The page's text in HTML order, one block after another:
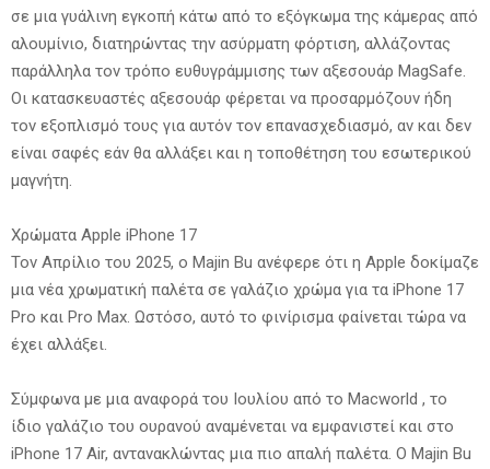
σε μια γυάλινη εγκοπή κάτω από το εξόγκωμα της κάμερας από
αλουμίνιο, διατηρώντας την ασύρματη φόρτιση, αλλάζοντας
παράλληλα τον τρόπο ευθυγράμμισης των αξεσουάρ MagSafe.
Οι κατασκευαστές αξεσουάρ φέρεται να προσαρμόζουν ήδη
τον εξοπλισμό τους για αυτόν τον επανασχεδιασμό, αν και δεν
είναι σαφές εάν θα αλλάξει και η τοποθέτηση του εσωτερικού
μαγνήτη.
Χρώματα Apple iPhone 17
Τον Απρίλιο του 2025, ο Majin Bu ανέφερε ότι η Apple δοκίμαζε
μια νέα χρωματική παλέτα σε γαλάζιο χρώμα για τα iPhone 17
Pro και Pro Max. Ωστόσο, αυτό το φινίρισμα φαίνεται τώρα να
έχει αλλάξει.
Σύμφωνα με μια αναφορά του Ιουλίου από το Macworld , το
ίδιο γαλάζιο του ουρανού αναμένεται να εμφανιστεί και στο
iPhone 17 Air, αντανακλώντας μια πιο απαλή παλέτα. Ο Majin Bu